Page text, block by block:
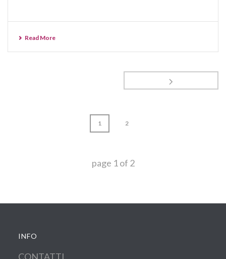
Read More
1 2
page 1 of 2
INFO
CONTATTI